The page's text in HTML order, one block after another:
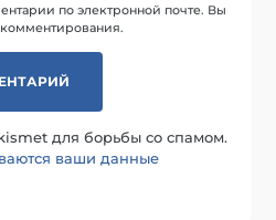
по электронной почте. Вы
для борьбы со спамом.
ваши данные